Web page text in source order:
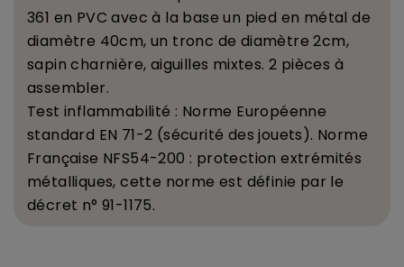
361 en PVC avecà la base un pied en métal de
diamètre 40cm, un tronc de diamètre 2cm,
sapin charnière, aiguilles mixtes. 2 pièces à
assembler.
Test inflammabilité : Norme Européenne
standard EN 71-2 (sécurité des jouets). Norme
Française NFS54-200 : protection extrémités
métalliques,cette norme est définie par le
décret n° 91-1175.